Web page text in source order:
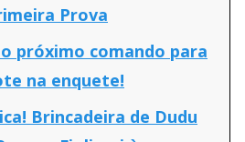
Prova
próximo comando para
na enquete!
Brincadeira de Dudu